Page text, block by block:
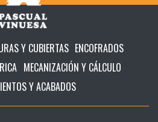
Y CUBIERTAS ENCOFRADOS
MECANIZACIÓN Y CÁLCULO
Y ACABADOS